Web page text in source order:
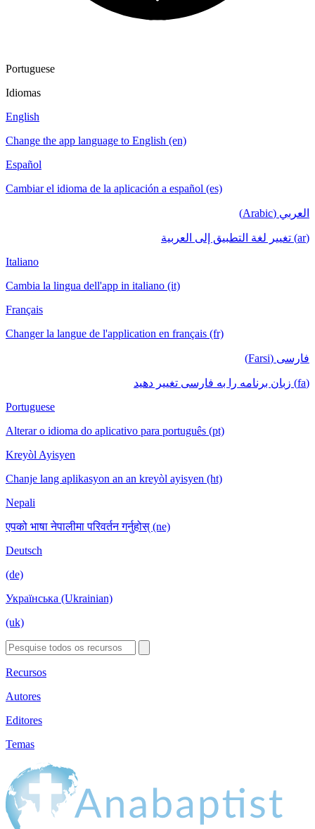
Portuguese
Idiomas
English
Change the app language to English (en)
Español
Cambiar el idioma de la aplicación a español (es)
العربي (Arabic)
(ar) تغيير لغة التطبيق إلى العربية
Italiano
Cambia la lingua dell'app in italiano (it)
Français
Changer la langue de l'application en français (fr)
فارسی (Farsi)
(fa) زبان برنامه را به فارسی تغییر دهید
Portuguese
Alterar o idioma do aplicativo para português (pt)
Kreyòl Ayisyen
Chanje lang aplikasyon an an kreyòl ayisyen (ht)
Nepali
एपको भाषा नेपालीमा परिवर्तन गर्नुहोस् (ne)
Deutsch
(de)
Українська (Ukrainian)
(uk)
Recursos
Autores
Editores
Temas